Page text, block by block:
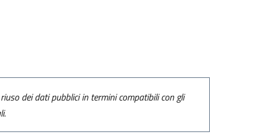
dei dati pubblici in termini compatibili con gli